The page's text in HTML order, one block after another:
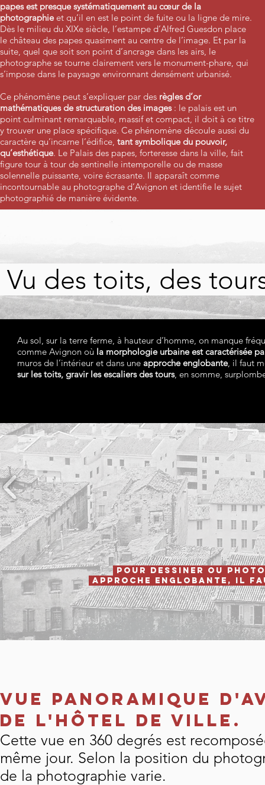
papes est presque systématiquement au cœur de la
photographieet qu’il en est le point de fuite ou la ligne de mire.
Dès le milieu du XIXe siècle, l’estampe d’Alfred Guesdon place
le château des papes quasiment au centre de l’image. Et par la
suite, quel que soit son point d’ancrage dans les airs, le
photographe se tourne clairement vers le monument-phare, qui
s’impose dans le paysage environnant densément urbanisé.
Ce phénomène peut s’expliquer par des règles d’or
mathématiques de structuration des images : le palais est un
point culminant remarquable, massif et compact, il doit à ce titre
y trouver une place spécifique. Ce phénomène découle aussi du
caractère qu’incarne l’édifice, tant symbolique du pouvoir,
qu’esthétique. Le Palais des papes, forteresse dans la ville, fait
figure tour à tour de sentinelle intemporelle ou de masse
solennelle puissante, voire écrasante. Il apparaît comme
incontournable au photographe d’Avignon et identifie le sujet
photographié de manière évidente.
Vu des toits, des
Au sol, sur la terre ferme, à hauteur d’homme, on manque
comme Avignon où la morphologie urbaine est caractérisée
muros de l’intérieur et dans une approche englobante, il faut
sur les toits, gravir les escaliers des tours, en somme,
Pour dessiner ou
approche englobante, il
Vue panoramique
de l'hôtel de ville.
Cette vue en 360 degrés est
même jour. Selon la position du
de la photographie varie.